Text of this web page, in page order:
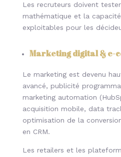
Les recruteurs doivent
mathématique et la
exploitables pour les
Marketing digital & e-
Le marketing est devenu
avancé, publicité
marketing automation
acquisition mobile, data
optimisation de la
en CRM.
Les retailers et les